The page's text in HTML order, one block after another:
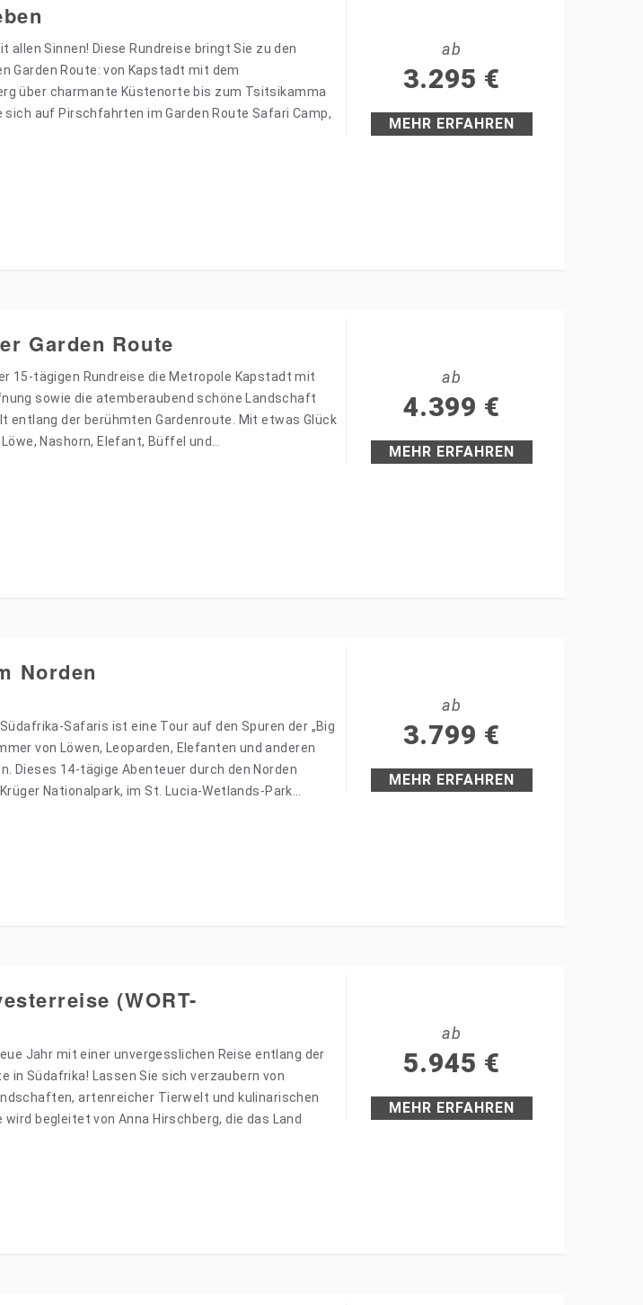
allen Sinnen! Diese Rundreise bringt Sie zu den
Garden Route: von Kapstadt mit dem
über charmante Küstenorte bis zum Tsitsikamma
sich auf Pirschfahrten im Garden Route Safari Camp,
ab
3.295 €
MEHR ERFAHREN
Garden Route
15-tägigen Rundreise die Metropole Kapstadt mit
sowie die atemberaubend schöne Landschaft
entlang der berühmten Gardenroute. Mit etwas Glück
Löwe, Nashorn, Elefant, Büffel und…
ab
4.399 €
MEHR ERFAHREN
Norden
Safaris ist eine Tour auf den Spuren der „Big
von Löwen, Leoparden, Elefanten und anderen
Dieses 14-tägige Abenteuer durch den Norden
Nationalpark, im St. Lucia-Wetlands-Park…
ab
3.799 €
MEHR ERFAHREN
(WORT-
Jahr mit einer unvergesslichen Reise entlang der
in Südafrika! Lassen Sie sich verzaubern von
artenreicher Tierwelt und kulinarischen
wird begleitet von Anna Hirschberg, die das Land
ab
5.945 €
MEHR ERFAHREN